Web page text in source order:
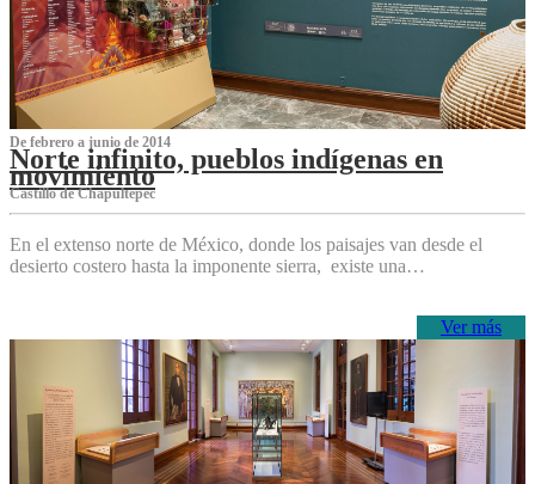
De febrero a junio de 2014
Norte infinito, pueblos indígenas en
movimiento
Castillo de Chapultepec
En el extenso norte de México, donde los paisajes van desde el
desierto costero hasta la imponente sierra, existe una…
Ver más